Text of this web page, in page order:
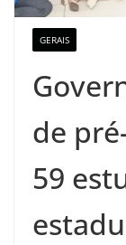
GERAIS
de
59